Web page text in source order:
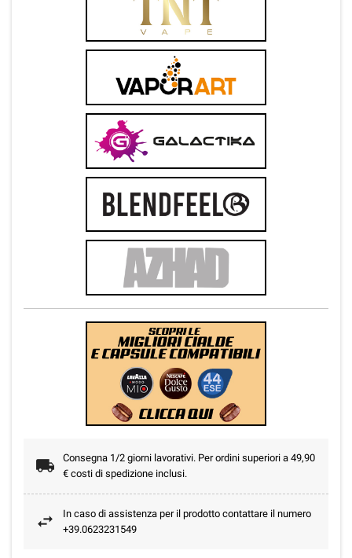
Consegna 1/2 giorni lavorativi. Per ordini superiori a 49,90
€ costi di spedizione inclusi.
In caso di assistenza per il prodotto contattare il numero
+39.0623231549